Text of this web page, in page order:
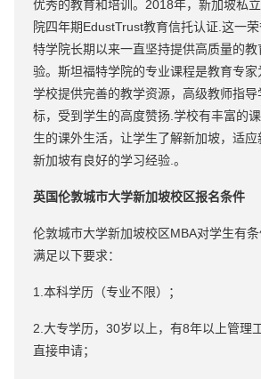
优秀的教育和培训。2018年，新加坡私
院四年期EdustTrust教育信托认证.这一
特学院长期以来一直坚持提供高质量的
验。斯坦福特学院的专业课程是教育专家
学校提供完善的教学资源，高级教师指导
标，受到学生的高度赞扬.学校有丰富的
生的课外生活，让学生了解新加坡，适
新加坡有良好的学习经验.。
英国伦敦城市大学新加坡校区报名条件
伦敦城市大学新加坡校区MBA对学生有
满足以下要求：
1.本科学历（专业不限）；
2.大专学历，30岁以上，有8年以上管理
直接申请；